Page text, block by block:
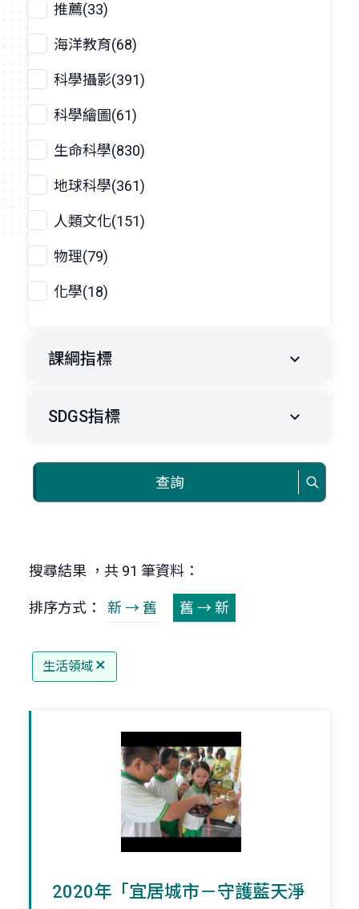
推薦(33)
海洋教育(68)
科學攝影(391)
科學繪圖(61)
生命科學(830)
地球科學(361)
人類文化(151)
物理(79)
化學(18)
課綱指標
SDGS指標
查詢
搜尋結果 ，共 91 筆資料：
排序方式： 新 → 舊 舊 → 新
生活領域
2020年「宜居城市－守護藍天淨